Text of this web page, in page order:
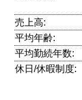
売上高:
平均年齢:
平均勤続年数:
休日/休暇制度: